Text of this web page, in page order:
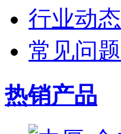
行业动态
常见问题
热销产品